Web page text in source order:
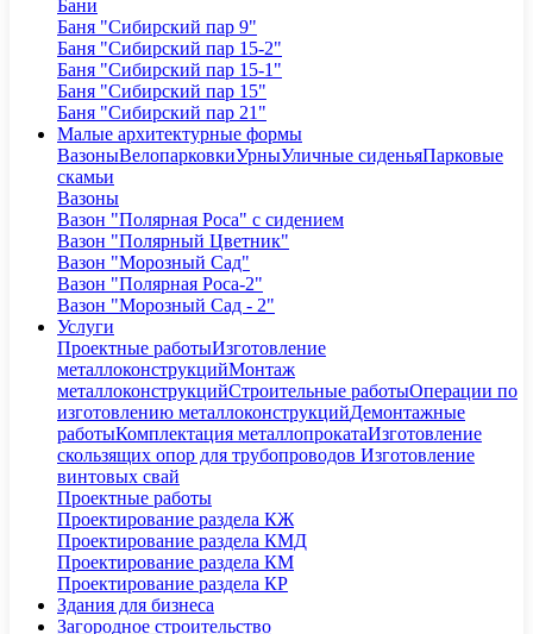
Бани
Баня "Сибирский пар 9"
Баня "Сибирский пар 15-2"
Баня "Сибирский пар 15-1"
Баня "Сибирский пар 15"
Баня "Сибирский пар 21"
Малые архитектурные формы
ВазоныВелопарковкиУрныУличные сиденьяПарковые
скамьи
Вазоны
Вазон "Полярная Роса" с сидением
Вазон "Полярный Цветник"
Вазон "Морозный Сад"
Вазон "Полярная Роса-2"
Вазон "Морозный Сад - 2"
Услуги
Проектные работыИзготовление
металлоконструкцийМонтаж
металлоконструкцийСтроительные работыОперации по
изготовлению металлоконструкцийДемонтажные
работыКомплектация металлопрокатаИзготовление
скользящих опор для трубопроводов Изготовление
винтовых свай
Проектные работы
Проектирование раздела КЖ
Проектирование раздела КМД
Проектирование раздела КМ
Проектирование раздела КР
Здания для бизнеса
Загородное строительство